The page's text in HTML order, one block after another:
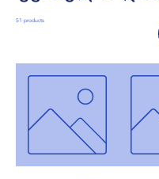
51 products